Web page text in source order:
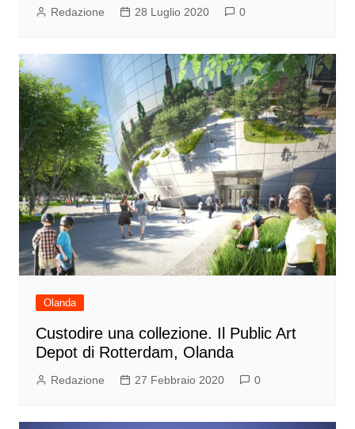
Redazione 28 Luglio 2020 0
Olanda
Custodire una collezione. Il Public Art
Depot di Rotterdam, Olanda
Redazione 27 Febbraio 2020 0